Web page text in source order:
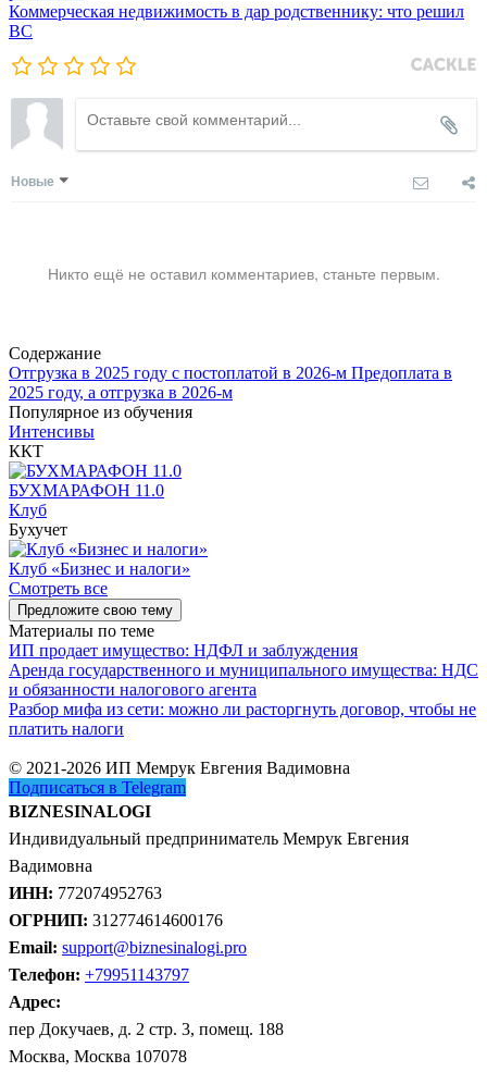
Коммерческая недвижимость в дар родственнику: что решил
ВС
Новые
Никто ещё не оставил комментариев, станьте первым.
Содержание
Отгрузка в 2025 году с постоплатой в 2026-м Предоплата в
2025 году, а отгрузка в 2026-м
Популярное из обучения
Интенсивы
ККТ
БУХМАРАФОН 11.0
Клуб
Бухучет
Клуб «Бизнес и налоги»
Смотреть все
Предложите свою тему
Материалы по теме
ИП продает имущество: НДФЛ и заблуждения
Аренда государственного и муниципального имущества: НДС
и обязанности налогового агента
Разбор мифа из сети: можно ли расторгнуть договор, чтобы не
платить налоги
© 2021-2026 ИП Мемрук Евгения Вадимовна
Подписаться в Telegram
BIZNESINALOGI
Индивидуальный предприниматель Мемрук Евгения
Вадимовна
ИНН: 772074952763
ОГРНИП: 312774614600176
Email: support@biznesinalogi.pro
Телефон: +79951143797
Адрес:
пер Докучаев, д. 2 стр. 3, помещ. 188
Москва, Москва 107078